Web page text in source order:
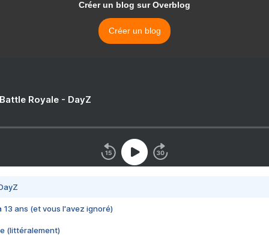
Créer un blog sur Overblog
Créer un blog
Royale - DayZ
13 ans (et vous l'avez ignoré)
(littéralement)